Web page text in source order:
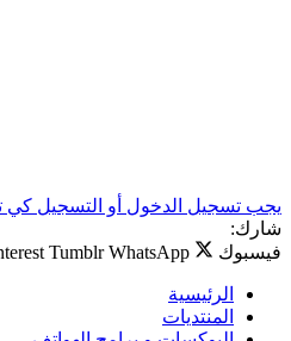
يجب تسجيل الدخول أو التسجيل كي
شارك:
فيسبوك
Tumblr WhatsApp
الرئيسية
المنتديات